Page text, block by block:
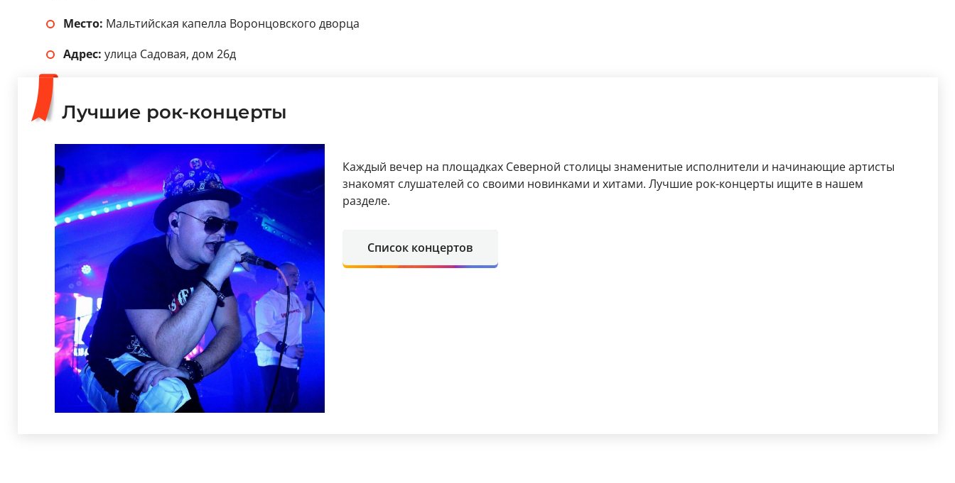
Место: Мальтийская капелла Воронцовского дворца
Адрес: улица Садовая, дом 26д
Лучшие рок-концерты
Каждый вечер на площадках Северной столицы знаменитые исполнители и начинающие артисты
знакомят слушателей со своими новинками и хитами. Лучшие рок-концерты ищите в нашем
разделе.
Список концертов